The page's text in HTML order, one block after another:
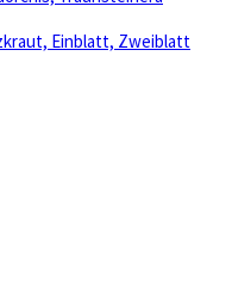
Einblatt, Zweiblatt